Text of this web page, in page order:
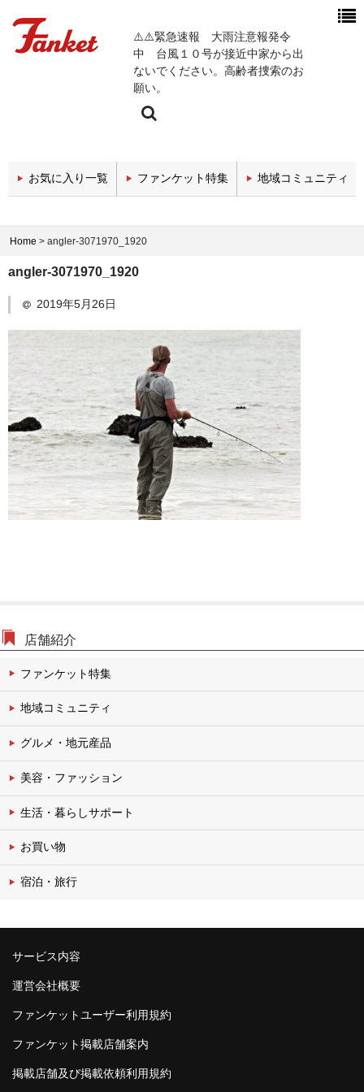
⚠️⚠️緊急速報 大雨注意報発令
中 台風１０号が接近中家から出
ないでください。高齢者捜索のお
願い。
今週の新着チャンネル
エンタメチャンネル
政治・経済チャンネル
医療関係チャンネル
教育・セミナーチャンネル
文化・伝統チャンネル
お気に入り一覧 ファンケット特集 地域コミュニティ
Home > angler-3071970_1920
angler-3071970_1920
2019年5月26日
店舗紹介
ファンケット特集
地域コミュニティ
グルメ・地元産品
美容・ファッション
生活・暮らしサポート
お買い物
宿泊・旅行
サービス内容
運営会社概要
ファンケットユーザー利用規約
ファンケット掲載店舗案内
掲載店舗及び掲載依頼利用規約